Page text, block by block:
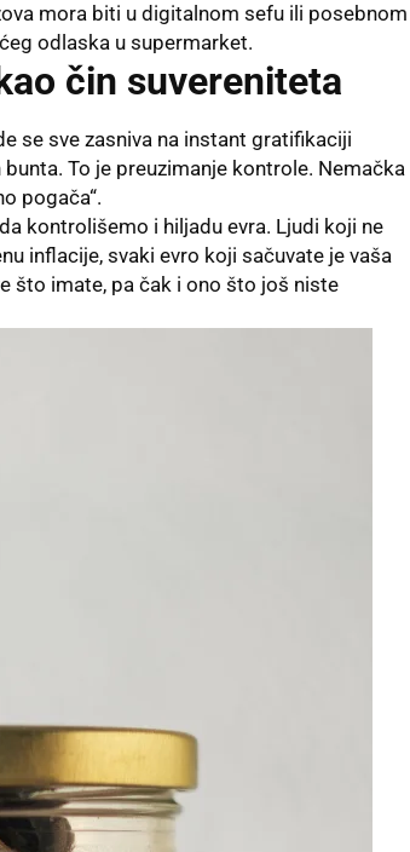
mora biti u digitalnom sefu ili posebnom
odlaska u supermarket.
čin suvereniteta
se sve zasniva na instant gratifikaciji
To je preuzimanje kontrole. Nemačka
pogača“.
kontrolišemo i hiljadu evra. Ljudi koji ne
inflacije, svaki evro koji sačuvate je vaša
što imate, pa čak i ono što još niste